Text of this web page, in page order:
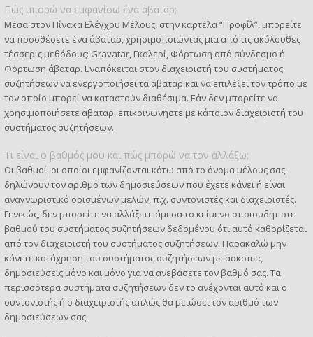
Πώς μπορώ να εμφανίσω ένα άβαταρ;
Μέσα στον Πίνακα Ελέγχου Μέλους, στην καρτέλα “Προφίλ”, μπορείτε
να προσθέσετε ένα άβαταρ, χρησιμοποιώντας μια από τις ακόλουθες
τέσσερις μεθόδους: Gravatar, Γκαλερί, Φόρτωση από σύνδεσμο ή
Φόρτωση άβαταρ. Εναπόκειται στον διαχειριστή του συστήματος
συζητήσεων να ενεργοποιήσει τα άβαταρ και να επιλέξει τον τρόπο με
τον οποίο μπορεί να καταστούν διαθέσιμα. Εάν δεν μπορείτε να
χρησιμοποιήσετε άβαταρ, επικοινωνήστε με κάποιον διαχειριστή του
συστήματος συζητήσεων.
Τι είναι ο βαθμός μου και πώς μπορώ να τον αλλάξω;
Οι βαθμοί, οι οποίοι εμφανίζονται κάτω από το όνομα μέλους σας,
δηλώνουν τον αριθμό των δημοσιεύσεων που έχετε κάνει ή είναι
αναγνωριστικό ορισμένων μελών, π.χ. συντονιστές και διαχειριστές.
Γενικώς, δεν μπορείτε να αλλάξετε άμεσα το κείμενο οποιουδήποτε
βαθμού του συστήματος συζητήσεων δεδομένου ότι αυτό καθορίζεται
από τον διαχειριστή του συστήματος συζητήσεων. Παρακαλώ μην
κάνετε κατάχρηση του συστήματος συζητήσεων με άσκοπες
δημοσιεύσεις μόνο και μόνο για να ανεβάσετε τον βαθμό σας. Τα
περισσότερα συστήματα συζητήσεων δεν το ανέχονται αυτό και ο
συντονιστής ή ο διαχειριστής απλώς θα μειώσει τον αριθμό των
δημοσιεύσεων σας.